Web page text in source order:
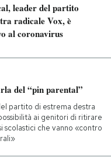
leader del partito
radicale Vox, è
al coronavirus
del “pin parental”
partito di estrema destra
ai genitori di ritirare
scolastici che vanno «contro